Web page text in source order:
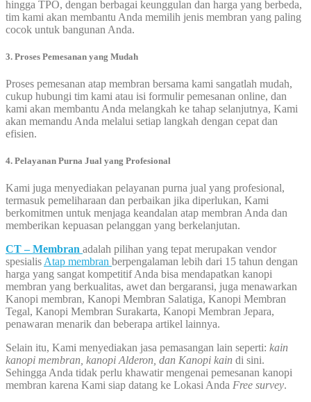
hingga TPO, dengan berbagai keunggulan dan harga yang berbeda,
tim kami akan membantu Anda memilih jenis membran yang paling
cocok untuk bangunan Anda.
3. Proses Pemesanan yang Mudah
Proses pemesanan atap membran bersama kami sangatlah mudah,
cukup hubungi tim kami atau isi formulir pemesanan online, dan
kami akan membantu Anda melangkah ke tahap selanjutnya, Kami
akan memandu Anda melalui setiap langkah dengan cepat dan
efisien.
4. Pelayanan Purna Jual yang Profesional
Kami juga menyediakan pelayanan purna jual yang profesional,
termasuk pemeliharaan dan perbaikan jika diperlukan, Kami
berkomitmen untuk menjaga keandalan atap membran Anda dan
memberikan kepuasan pelanggan yang berkelanjutan.
CT – Membran adalah pilihan yang tepat merupakan vendor
spesialisAtap membran berpengalaman lebih dari 15 tahun dengan
harga yang sangat kompetitif Anda bisa mendapatkan kanopi
membran yang berkualitas, awet dan bergaransi, juga menawarkan
Kanopi membran, Kanopi Membran Salatiga, Kanopi Membran
Tegal, Kanopi Membran Surakarta, Kanopi Membran Jepara,
penawaran menarik dan beberapa artikel lainnya.
Selain itu, Kami menyediakan jasa pemasangan lain seperti: kain
kanopi membran, kanopi Alderon, dan Kanopi kain di sini.
Sehingga Anda tidak perlu khawatir mengenai pemesanan kanopi
membran karena Kami siap datang ke Lokasi Anda Free survey.